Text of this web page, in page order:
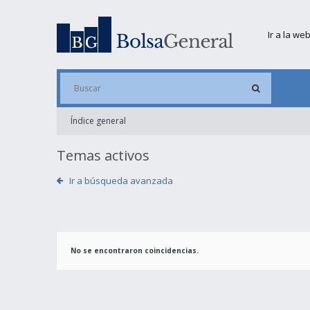
Ir a la
Índice general
Temas activos
Ir a búsqueda avanzada
No se encontraron coincidencias.